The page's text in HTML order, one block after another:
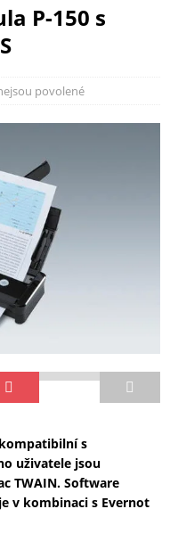
P-150 s
povolené
kompatibilní s
uživatele jsou
TWAIN. Software
v kombinaci s Evernot